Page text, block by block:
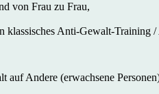
von Frau zu Frau,
klassisches Anti-Gewalt-Training
auf Andere (erwachsene